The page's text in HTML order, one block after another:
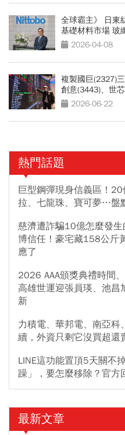
全球霸主》 日東
基礎材料市場 玻
2026-04-08
複製國巨(2327)
創意(3443)、世
17檔大黑馬股」
2026-06-22
熱門話題
巨型鋼彈現身信義區！
拉、七龍珠、寶可夢…盤
慈濟遭詐騙10億怎麼發
博信任！豪宅藏158公斤
應了
2026 AAA頒獎典禮時間
高雄世運迎張員瑛、池
新
力積電、華邦電、南亞
續，外資只剩它沒買超還
LINE這功能置頂5天關不
躁」，要怎麼移除？官方
最新文章